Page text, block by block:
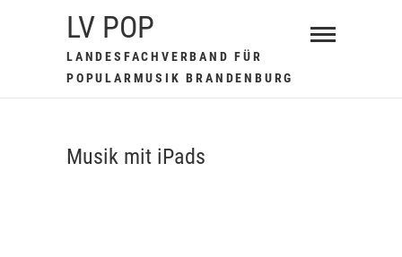
LV POP
LANDESFACHVERBAND FÜR
POPULARMUSIK BRANDENBURG
Musik mit iPads